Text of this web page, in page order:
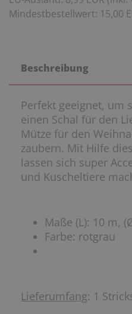
Mindestbestellwert: 15,00
Beschreibung
Perfekt geeignet, um
einen Schal für den
Mütze für den
zaubern. Mit Hilfe
lassen sich super
und Kuscheltiere
Maße (L): 10 m,
Farbe: rotgrau
Lieferumfang: 1